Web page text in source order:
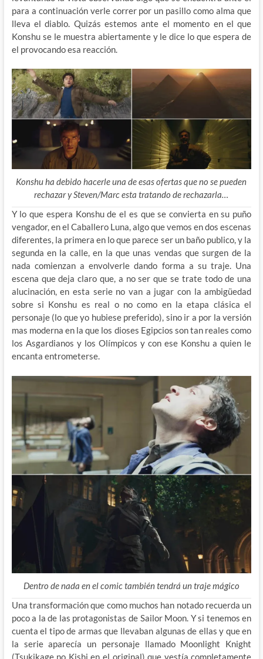
para a continuación verle correr por un pasillo como alma que
lleva el diablo. Quizás estemos ante el momento en el que
Konshu se le muestra abiertamente y le dice lo que espera de
el provocando esa reacción.
Konshu ha debido hacerle una de esas ofertas que no se pueden
rechazar y Steven/Marc esta tratando de rechazarla…
Y lo que espera Konshu de el es que se convierta en su puño
vengador, en el Caballero Luna, algo que vemos en dos escenas
diferentes, la primera en lo que parece ser un baño publico, y la
segunda en la calle, en la que unas vendas que surgen de la
nada comienzan a envolverle dando forma a su traje. Una
escena que deja claro que, a no ser que se trate todo de una
alucinación, en esta serie no van a jugar con la ambigüedad
sobre si Konshu es real o no como en la etapa clásica el
personaje (lo que yo hubiese preferido), sino ir a por la versión
mas moderna en la que los dioses Egipcios son tan reales como
los Asgardianos y los Olímpicos y con ese Konshu a quien le
encanta entrometerse.
Dentro de nada en el comic también tendrá un traje mágico
Una transformación que como muchos han notado recuerda un
poco a la de las protagonistas de Sailor Moon. Y si tenemos en
cuenta el tipo de armas que llevaban algunas de ellas y que en
la serie aparecía un personaje llamado Moonlight Knight